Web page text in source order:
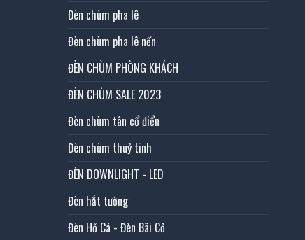
Đèn chùm pha lê
Đèn chùm pha lê nến
ĐÈN CHÙM PHÒNG KHÁCH
ĐÈN CHÙM SALE 2023
Đèn chùm tân cổ điển
Đèn chùm thuỷ tinh
ĐÈN DOWNLIGHT - LED
Đèn hắt tường
Đèn Hồ Cá - Đèn Bãi Cỏ